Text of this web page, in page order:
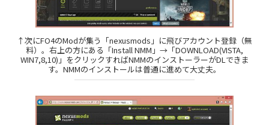
↑次にFO4のModが集う「nexusmods」に飛びアカウント登録（無
料）。右上の方にある「Install NMM」→「DOWNLOAD(VISTA,
WIN7,8,10)」をクリックすればNMMのインストーラーがDLできま
す。NMMのインストールは普通に進めて大丈夫。